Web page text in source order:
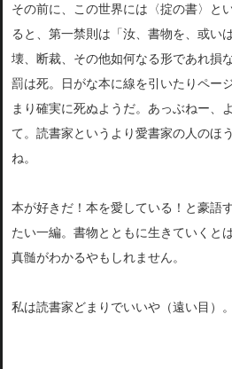
その前に、この世界には〈掟の書〉と
ると、第一禁則は「汝、書物を、或い
壊、断裁、その他如何なる形であれ損
罰は死。日がな本に線を引いたりペー
まり確実に死ぬようだ。あっぶねー、
て。読書家というより愛書家の人のほ
ね。
本が好きだ！本を愛している！と豪語
たい一編。書物とともに生きていく
真髄がわかるやもしれません。
私は読書家どまりでいいや（遠い目）。